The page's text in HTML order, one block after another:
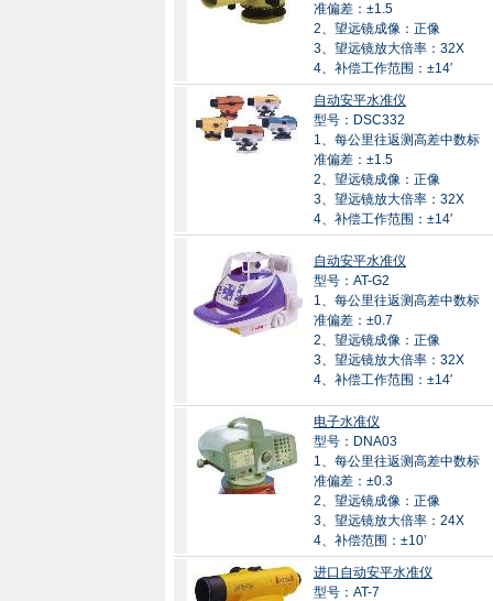
准偏差：±1.5
2、望远镜成像：正像
3、望远镜放大倍率：32X
4、补偿工作范围：±14′
自动安平水准仪
型号：DSC332
1、每公里往返测高差中数标
准偏差：±1.5
2、望远镜成像：正像
3、望远镜放大倍率：32X
4、补偿工作范围：±14′
自动安平水准仪
型号：AT-G2
1、每公里往返测高差中数标
准偏差：±0.7
2、望远镜成像：正像
3、望远镜放大倍率：32X
4、补偿工作范围：±14′
电子水准仪
型号：DNA03
1、每公里往返测高差中数标
准偏差：±0.3
2、望远镜成像：正像
3、望远镜放大倍率：24X
4、补偿范围：±10’
进口自动安平水准仪
型号：AT-7